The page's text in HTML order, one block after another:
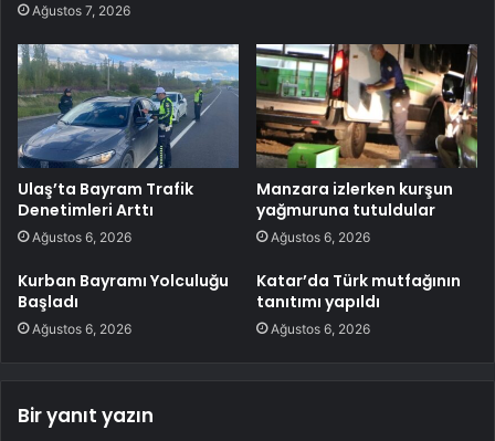
Ağustos 7, 2026
Ulaş’ta Bayram Trafik
Denetimleri Arttı
Ağustos 6, 2026
Manzara izlerken kurşun
yağmuruna tutuldular
Ağustos 6, 2026
Kurban Bayramı Yolculuğu
Başladı
Ağustos 6, 2026
Katar’da Türk mutfağının
tanıtımı yapıldı
Ağustos 6, 2026
Bir yanıt yazın